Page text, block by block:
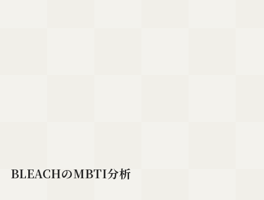
BLEACHのMBTI分析